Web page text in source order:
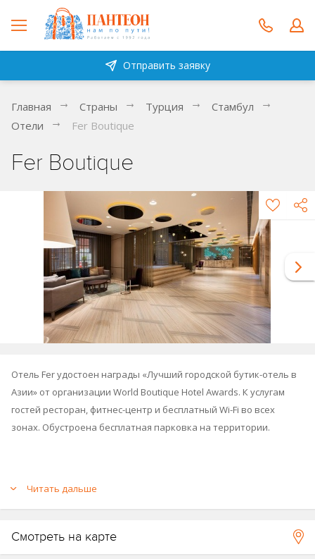
Отправить заявку
Главная Страны Турция
Стамбул
Отели
Fer Boutique
Fer Boutique
Отель Fer удостоен награды «Лучший городской бутик-отель в
Азии» от организации World Boutique Hotel Awards. К услугам
гостей ресторан, фитнес-центр и бесплатный Wi-Fi во всех
зонах. Обустроена бесплатная парковка на территории.
Читать дальше
Смотреть на карте